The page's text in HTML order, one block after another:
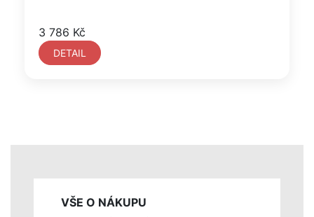
3 786 Kč
DETAIL
VŠE O NÁKUPU